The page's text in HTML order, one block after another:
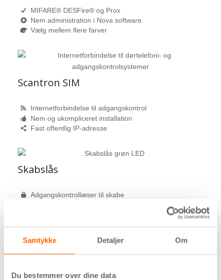
Samtykke Detaljer Om
Du bestemmer over dine data
MIFARE® DESFire® og Prox
Nem administration i Nova software
Vælg mellem flere farver
Scantron SIM
Internetforbindelse til adgangskontrol
Nem og ukompliceret installation
Fast offentlig IP-adresse
Skabslås
Adgangskontrollæser til skabe
GSM Gateway